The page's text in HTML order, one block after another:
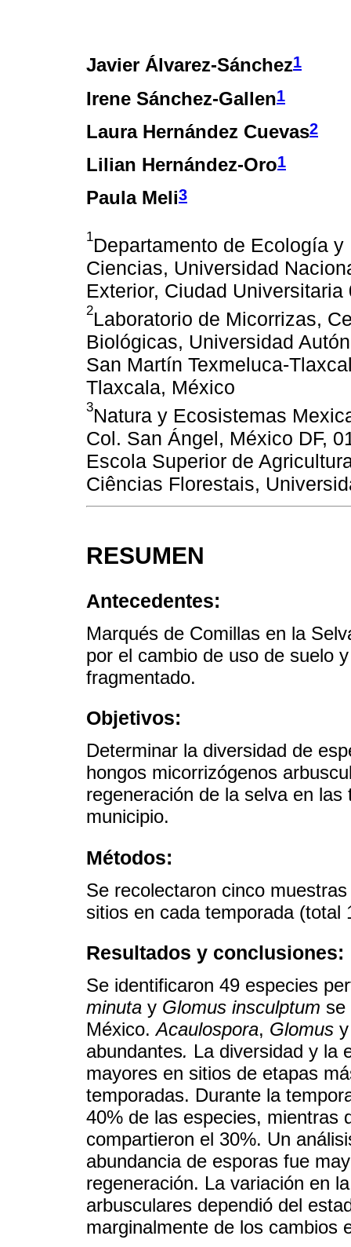
Javier Álvarez-Sánchez1
Irene Sánchez-Gallen1
Laura Hernández Cuevas2
Lilian Hernández-Oro1
Paula Meli3
1Departamento de Ecología
Ciencias, Universidad
Exterior, Ciudad
2Laboratorio de Micorrizas,
Biológicas, Universidad
San Martín Texmeluca-
Tlaxcala, México
3Natura y Ecosistemas
Col. San Ángel, México DF,
Escola Superior de
Ciências Florestais,
RESUMEN
Antecedentes:
Marqués de Comillas en la
por el cambio de uso de suelo
fragmentado.
Objetivos:
Determinar la diversidad de
hongos micorrizógenos
regeneración de la selva en
municipio.
Métodos:
Se recolectaron cinco
sitios en cada temporada (total
Resultados y conclusiones:
Se identificaron 49 especies
minuta y Glomus insculptum se
México.Acaulospora, Glomus
abundantes. La diversidad y la
mayores en sitios de etapas
temporadas. Durante la
40% de las especies, mientras
compartieron el 30%. Un
abundancia de esporas fue
regeneración. La variación en
arbusculares dependió del
marginalmente de los cambios